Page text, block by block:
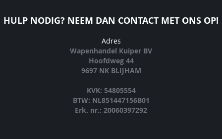
HULP NODIG? NEEM DAN CONTACT MET ONS OP!
Adres
Wapenhandel Kuiper BV
Hoofdweg 44
9697 NK BLIJHAM
KVK: 54805554
BTW: NL851447156B01
Erk. nr.: 20060397292